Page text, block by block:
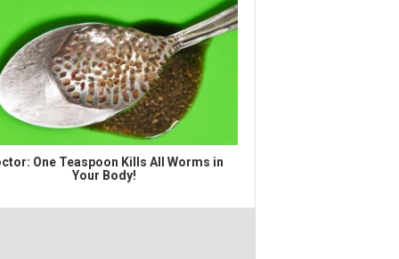
One Teaspoon Kills All Worms in
Your Body!